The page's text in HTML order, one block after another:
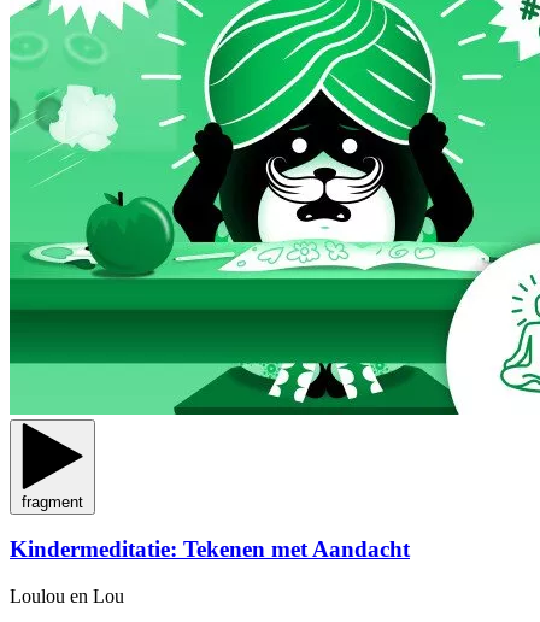
fragment
Kindermeditatie: Tekenen met Aandacht
Loulou en Lou